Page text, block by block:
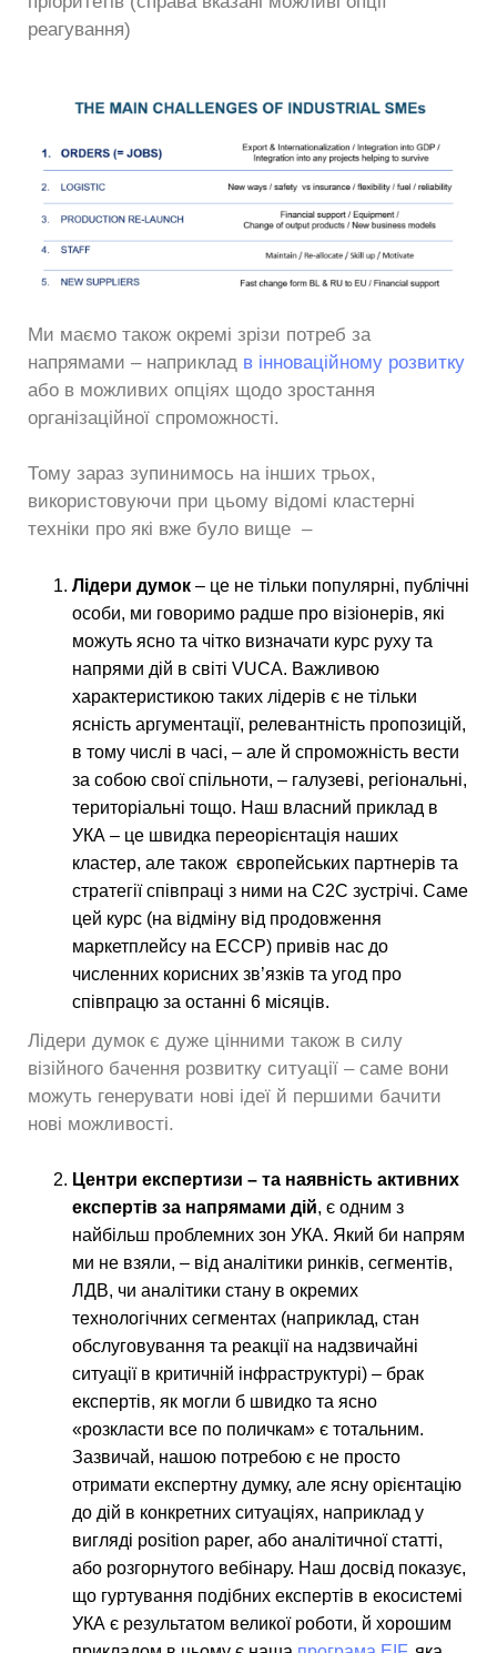
реагування)
Ми маємо також окремі зрізи потреб за
напрямами – наприклад в інноваційному розвитку
або в можливих опціях щодо зростання
організаційної спроможності.
Тому зараз зупинимось на інших трьох,
використовуючи при цьому відомі кластерні
техніки про які вже було вище –
Лідери думок – це не тільки популярні, публічні
особи, ми говоримо радше про візіонерів, які
можуть ясно та чітко визначати курс руху та
напрями дій в світі VUCA. Важливою
характеристикою таких лідерів є не тільки
ясність аргументації, релевантність пропозицій,
в тому числі в часі, – але й спроможність вести
за собою свої спільноти, – галузеві, регіональні,
територіальні тощо. Наш власний приклад в
УКА – це швидка переорієнтація наших
кластер, але також європейських партнерів та
стратегії співпраці з ними на С2С зустрічі. Саме
цей курс (на відміну від продовження
маркетплейсу на ЕССР) привів нас до
численних корисних зв’язків та угод про
співпрацю за останні 6 місяців.
Лідери думок є дуже цінними також в силу
візійного бачення розвитку ситуації – саме вони
можуть генерувати нові ідеї й першими бачити
нові можливості.
Центри експертизи – та наявність активних
експертів за напрямами дій, є одним з
найбільш проблемних зон УКА. Який би напрям
ми не взяли, – від аналітики ринків, сегментів,
ЛДВ, чи аналітики стану в окремих
технологічних сегментах (наприклад, стан
обслуговування та реакції на надзвичайні
ситуації в критичній інфраструктурі) – брак
експертів, як могли б швидко та ясно
«розкласти все по поличкам» є тотальним.
Зазвичай, нашою потребою є не просто
отримати експертну думку, але ясну орієнтацію
до дій в конкретних ситуаціях, наприклад у
вигляді position paper, або аналітичної статті,
або розгорнутого вебінару. Наш досвід показує,
що гуртування подібних експертів в екосистемі
УКА є результатом великої роботи, й хорошим